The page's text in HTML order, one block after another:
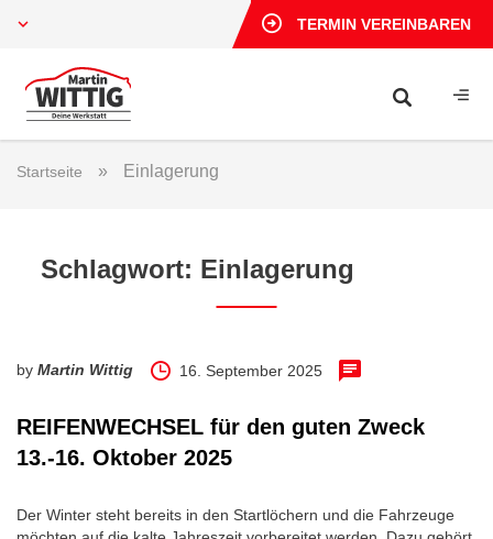
TERMIN VEREINBAREN
Startseite » Einlagerung
Schlagwort: Einlagerung
by Martin Wittig 16. September 2025
REIFENWECHSEL für den guten Zweck
13.-16. Oktober 2025
Der Winter steht bereits in den Startlöchern und die Fahrzeuge